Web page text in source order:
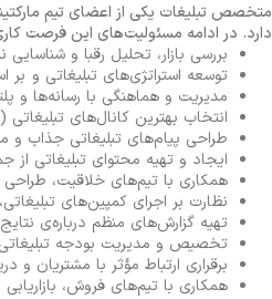
متخصص تبلیغات یکی از اعضای تیم
دارد. در ادامه مسئولیت‌های این فرصت
بررسی بازار، تحلیل رقبا و شناسایی
توسعه استراتژی‌های تبلیغاتی و بر
مدیریت و هماهنگی با رسانه‌ها و
انتخاب بهترین کانال‌های
طراحی پیام‌های تبلیغاتی جذاب و
ایجاد و تهیه محتوای تبلیغاتی
همکاری با تیم‌های خلاقیت،
نظارت بر اجرای کمپین‌های
تهیه گزارش‌های منظم درباره‌ی
تخصیص و مدیریت بودجه
برقراری ارتباط مؤثر با مشتریان و
همکاری با تیم‌های فروش،